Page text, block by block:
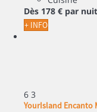
Dès 178 € par nuit
+ INFO
6 3
YourIsland Encanto